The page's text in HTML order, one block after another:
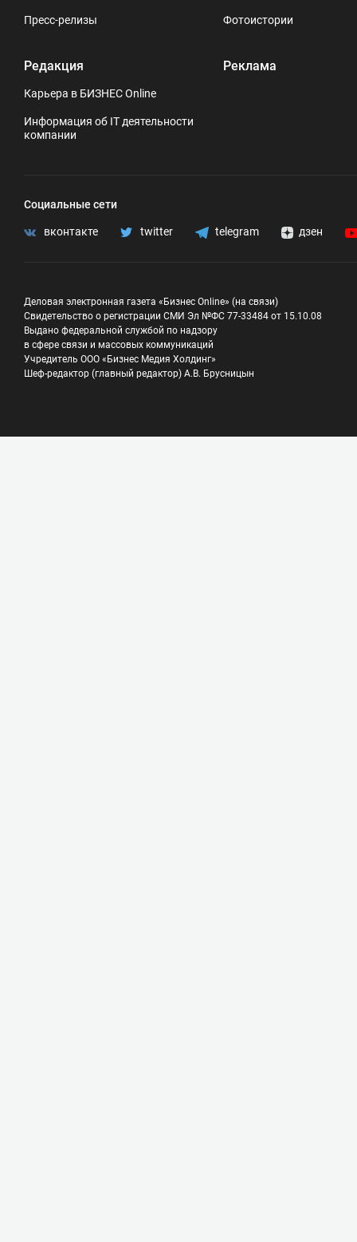
Пресс-релизы
Редакция
Карьера в БИЗНЕС Online
Информация об IT деятельности
компании
Фотоистории
Реклама
Социальные сети
вконтакте twitter telegram дзен
Деловая электронная газета «Бизнес Online» (на связи)
Свидетельство о регистрации СМИ Эл №ФС 77-33484 от 15.10.08
Выдано федеральной службой по надзору
в сфере связи и массовых коммуникаций
Учредитель ООО «Бизнес Медия Холдинг»
Шеф-редактор (главный редактор) А.В. Брусницын